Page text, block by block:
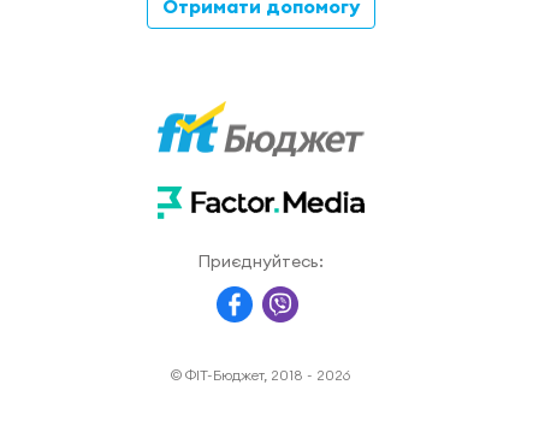
Приєднуйтесь:
© ФІТ-Бюджет, 2018 - 2026
Отримати допомогу